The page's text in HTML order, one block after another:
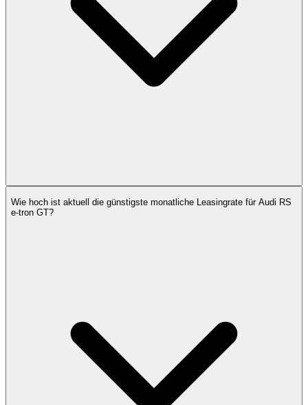
Wie hoch ist aktuell die günstigste monatliche Leasingrate für Audi RS
e-tron GT?